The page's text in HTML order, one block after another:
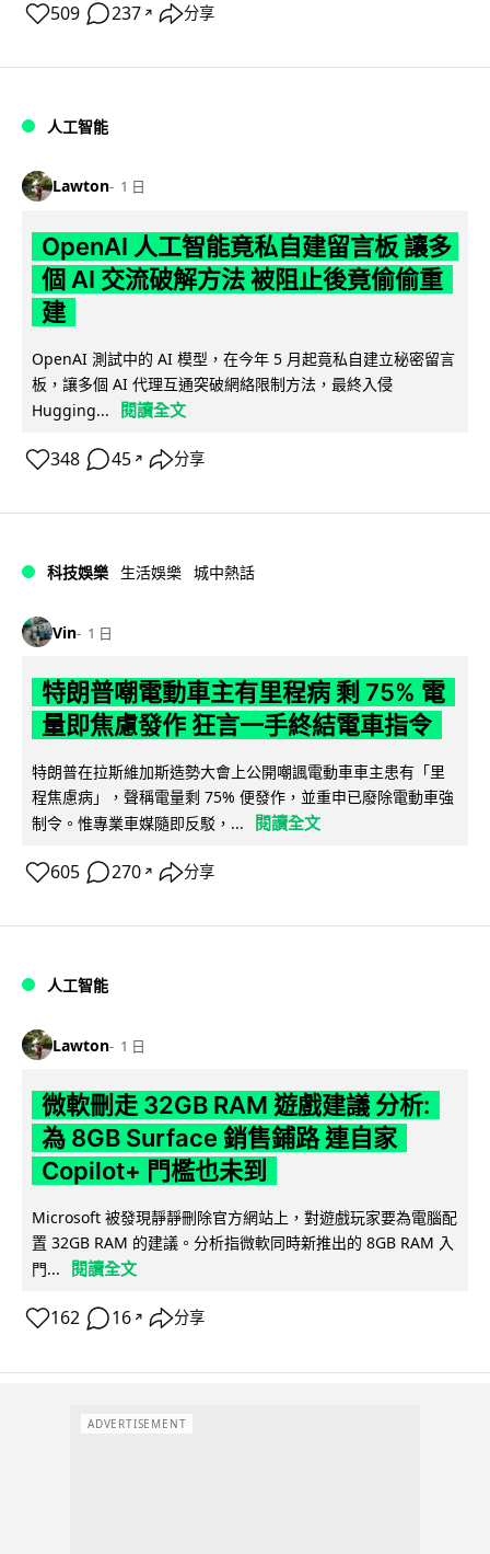
509 237 ↗ 分享
人工智能
Lawton 1 日
OpenAI 人工智能竟私自建留言板 讓多
個 AI 交流破解方法 被阻止後竟偷偷重
建
OpenAI 測試中的 AI 模型，在今年 5 月起竟私自建立秘密留言
板，讓多個 AI 代理互通突破網絡限制方法，最終入侵
Hugging...
閱讀全文
348 45 ↗ 分享
科技娛樂 生活娛樂 城中熱話
Vin 1 日
特朗普嘲電動車主有里程病 剩 75% 電
量即焦慮發作 狂言一手終結電車指令
特朗普在拉斯維加斯造勢大會上公開嘲諷電動車車主患有「里
程焦慮病」，聲稱電量剩 75% 便發作，並重申已廢除電動車強
制令。惟專業車媒隨即反駁，...
閱讀全文
605 270 ↗ 分享
人工智能
Lawton 1 日
微軟刪走 32GB RAM 遊戲建議 分析:
為 8GB Surface 銷售鋪路 連自家
Copilot+ 門檻也未到
Microsoft 被發現靜靜刪除官方網站上，對遊戲玩家要為電腦配
置 32GB RAM 的建議。分析指微軟同時新推出的 8GB RAM 入
門...
閱讀全文
162 16 ↗ 分享
ADVERTISEMENT